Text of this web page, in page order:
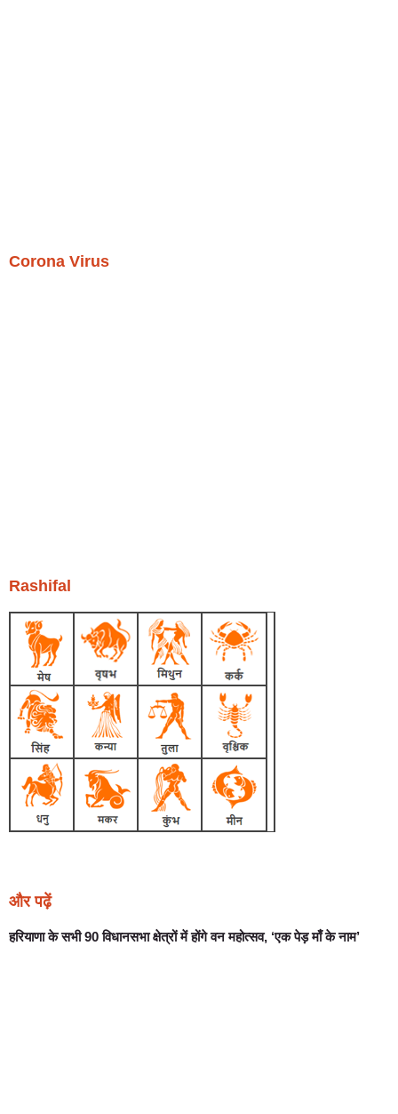
Corona Virus
Rashifal
और पढ़ें
हरियाणा के सभी 90 विधानसभा क्षेत्रों में होंगे वन महोत्सव, ‘एक पेड़ माँ के नाम’